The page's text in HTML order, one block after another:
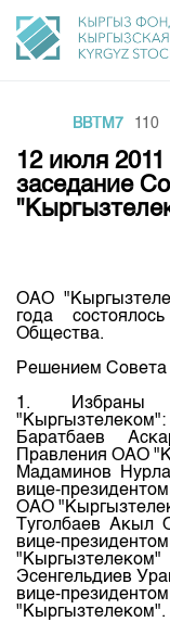
Финансовый
О нас
Акционеры
Руководство
Внутренний
Комитеты
Участники
Наши партнеры
Cтратегия
Контакты
Товарно-
Листинг
Центр
Тарифы
Аналитика
Финансовый
Пресс-клуб
25 лет ЗАО
Биржевая
Депозитарная
Центр
Статистика
Итоги
Архив торгов
Индекс и
Котировки по
Котировки по
Расписание
Учебный
Общая
План работы на
BBTM7 110
12 июля 2011
заседание
ОАО
года
Общества.
Решением Совета
1. Избраны
"Кыргызтелеком":
Баратбаев
Правления ОАО
Мадаминов
вице-
ОАО
Туголбаев Акыл
вице-
"Кыргызтелеком"
Эсенгельдиев
вице-
"Кыргызтелеком".